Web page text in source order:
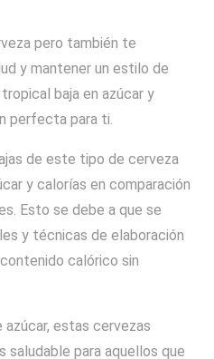
pero también te
y mantener un estilo de
baja en azúcar y
perfecta para ti.
de este tipo de cerveza
y calorías en comparación
Esto se debe a que se
y técnicas de elaboración
calórico sin
estas cervezas
saludable para aquellos que